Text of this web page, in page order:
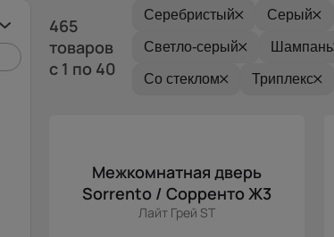
465
товаров
с 1 по 40
Серебристый Серый
Светло-серый Шампань
Со стеклом Триплекс
Межкомнатная дверь
Sorrento / Сорренто Ж3
Лайт Грей ST